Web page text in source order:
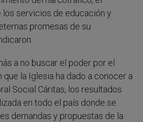
servicios de educación y
promesas de su
a no buscar el poder por el
la Iglesia ha dado a conocer a
Social Cáritas, los resultados
en todo el país donde se
demandas y propuestas de la